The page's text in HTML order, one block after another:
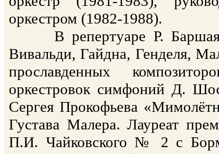
оркестром (1982-1988).
В репертуаре Р. Баршая
Вивальди, Гайдна, Генделя,
прославденных
оркестровок симфоний Д.
Сергея Прокофьева
Густава Малера. Лауреат
П.И. Чайковского № 2 с